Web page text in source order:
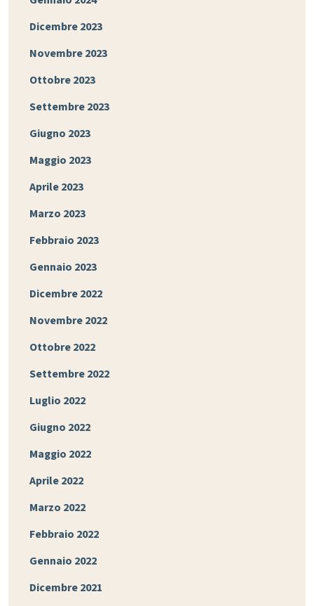
Dicembre 2023
Novembre 2023
Ottobre 2023
Settembre 2023
Giugno 2023
Maggio 2023
Aprile 2023
Marzo 2023
Febbraio 2023
Gennaio 2023
Dicembre 2022
Novembre 2022
Ottobre 2022
Settembre 2022
Luglio 2022
Giugno 2022
Maggio 2022
Aprile 2022
Marzo 2022
Febbraio 2022
Gennaio 2022
Dicembre 2021